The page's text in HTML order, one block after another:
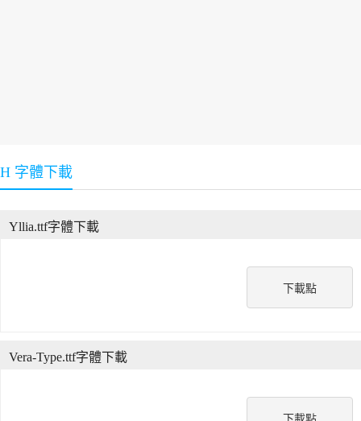
H 字體下載
下載點
Yllia.ttf字體下載
Vera-Type.ttf字體下載